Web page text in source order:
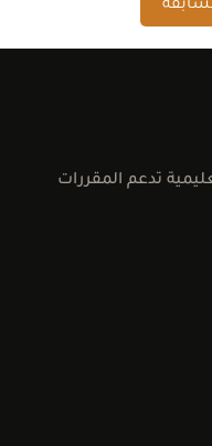
تدعم المقررات